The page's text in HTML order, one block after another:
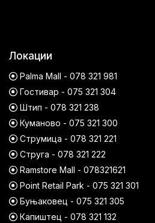
Локации
Palma Mall - 078 321 981
Гостивар - 075 321 304
Штип - 078 321 238
Куманово - 075 321 300
Струмица - 078 321 221
Струга - 078 321 222
Ramstore Mall - 078321621
Point Retail Park - 075 321 301
Буњаковец - 075 321 305
Капиштец - 078 321 132